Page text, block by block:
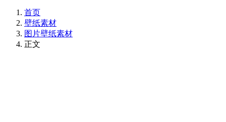
首页
壁纸素材
图片壁纸素材
正文